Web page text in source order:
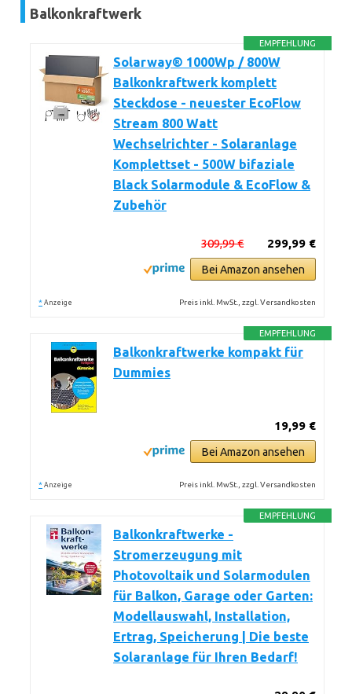
Balkonkraftwerk
EMPFEHLUNG
Solarway® 1000Wp / 800W
Balkonkraftwerk komplett
Steckdose - neuester EcoFlow
Stream 800 Watt
Wechselrichter - Solaranlage
Komplettset - 500W bifaziale
Black Solarmodule & EcoFlow &
Zubehör
299,99 €
309,99 €
Bei Amazon ansehen
* Anzeige Preis inkl. MwSt., zzgl. Versandkosten
EMPFEHLUNG
Balkonkraftwerke kompakt für
Dummies
19,99 €
Bei Amazon ansehen
* Anzeige Preis inkl. MwSt., zzgl. Versandkosten
EMPFEHLUNG
Balkonkraftwerke -
Stromerzeugung mit
Photovoltaik und Solarmodulen
für Balkon, Garage oder Garten:
Modellauswahl, Installation,
Ertrag, Speicherung | Die beste
Solaranlage für Ihren Bedarf!